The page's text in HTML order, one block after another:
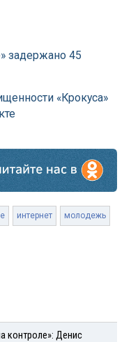
задержано 45
«Крокуса»
интернет молодежь
контроле»: Денис